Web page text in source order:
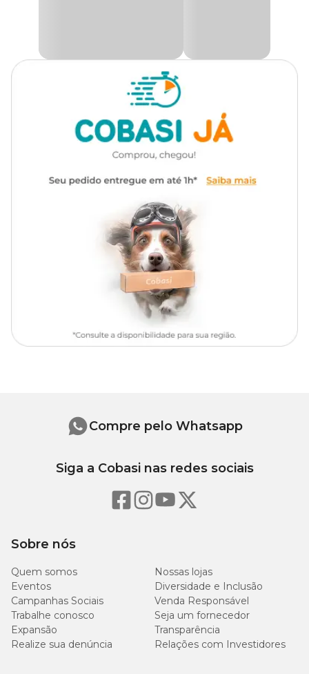
Sobre nós
Quem somos
Nossas lojas
Eventos
Diversidade e Inclusão
Campanhas Sociais
Venda Responsável
Trabalhe conosco
Seja um fornecedor
Expansão
Transparência
Realize sua denúncia
Relações com Investidores
Compre pelo Whatsapp
Siga a Cobasi nas redes sociais